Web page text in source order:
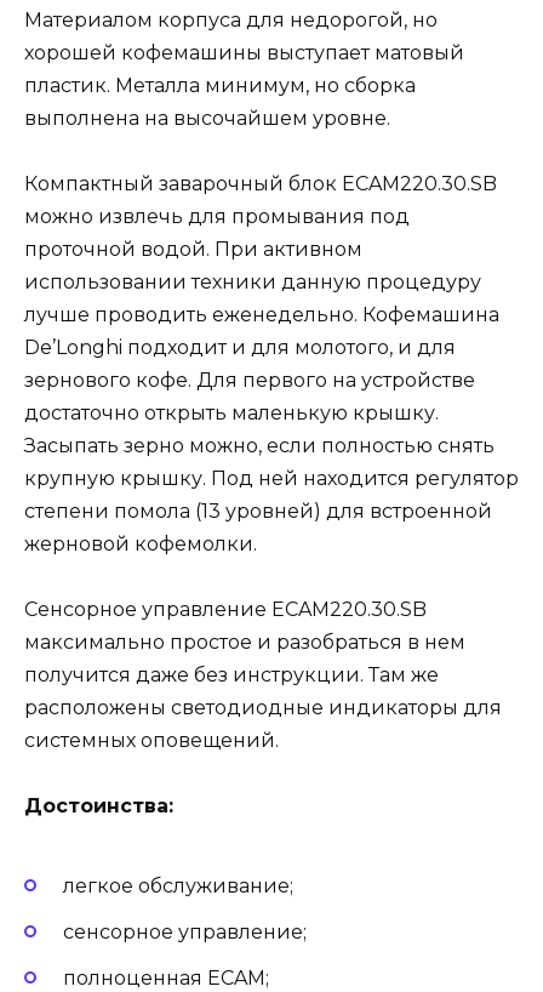
Материалом корпуса для недорогой, но
хорошей кофемашины выступает матовый
пластик. Металла минимум, но сборка
выполнена на высочайшем уровне.
Компактный заварочный блок ECAM220.30.SB
можно извлечь для промывания под
проточной водой. При активном
использовании техники данную процедуру
лучше проводить еженедельно. Кофемашина
De’Longhi подходит и для молотого, и для
зернового кофе. Для первого на устройстве
достаточно открыть маленькую крышку.
Засыпать зерно можно, если полностью снять
крупную крышку. Под ней находится регулятор
степени помола (13 уровней) для встроенной
жерновой кофемолки.
Сенсорное управление ECAM220.30.SB
максимально простое и разобраться в нем
получится даже без инструкции. Там же
расположены светодиодные индикаторы для
системных оповещений.
Достоинства:
легкое обслуживание;
сенсорное управление;
полноценная ECAM;